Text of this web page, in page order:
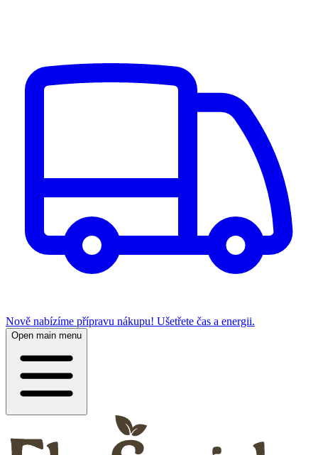
Nově nabízíme přípravu nákupu! Ušetřete čas a energii.
Open main menu